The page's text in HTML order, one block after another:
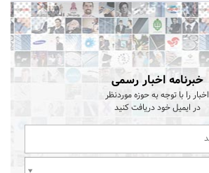
خبرنامه اخبار رسمی
اخبار را با توجه به حوزه موردنظر
در ایمیل خود دریافت کنید